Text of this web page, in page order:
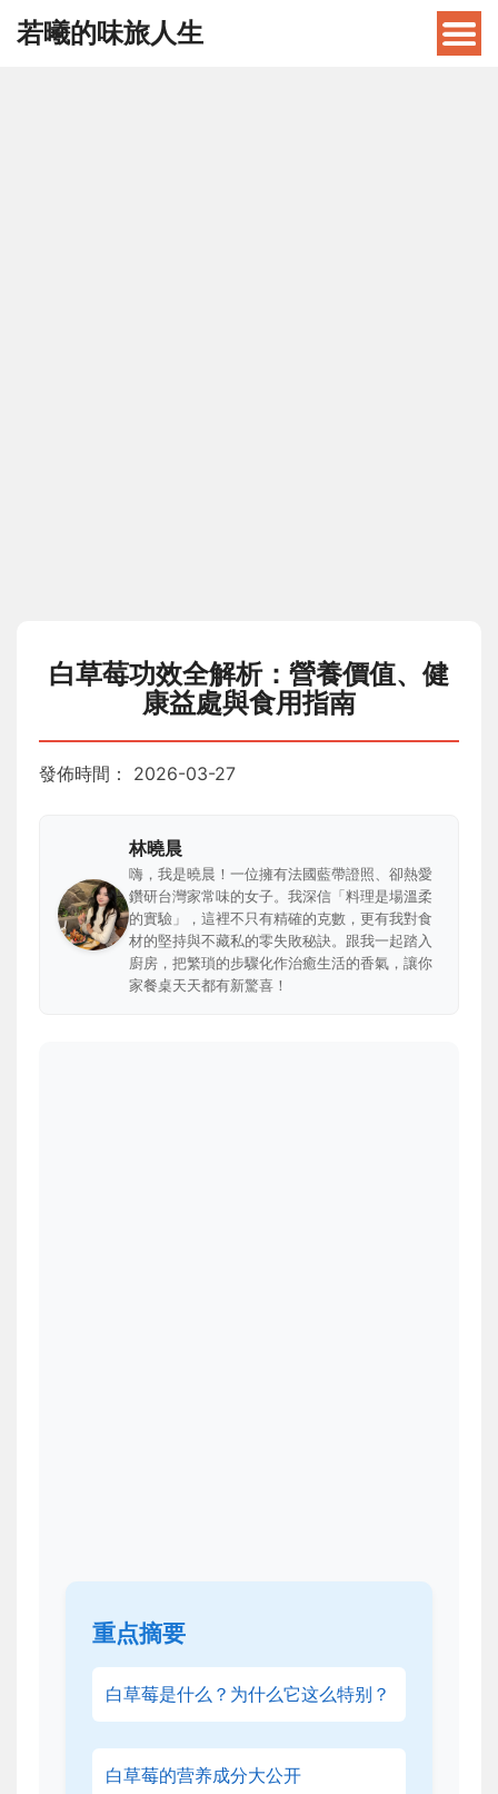
若曦的味旅人生
白草莓功效全解析：營養價值、健
康益處與食用指南
發佈時間： 2026-03-27
林曉晨
嗨，我是曉晨！一位擁有法國藍帶證照、卻熱愛
鑽研台灣家常味的女子。我深信「料理是場溫柔
的實驗」，這裡不只有精確的克數，更有我對食
材的堅持與不藏私的零失敗秘訣。跟我一起踏入
廚房，把繁瑣的步驟化作治癒生活的香氣，讓你
家餐桌天天都有新驚喜！
重点摘要
白草莓是什么？为什么它这么特别？
白草莓的营养成分大公开